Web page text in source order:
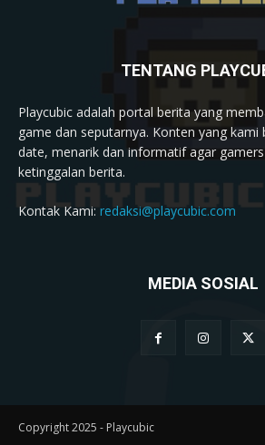
TENTANG
Playcubic adalah portal berita yang
game dan seputarnya. Konten yang kami
date, menarik dan informatif agar
ketinggalan berita.
Kontak Kami:redaksi@playcubic.com
MEDIA SOSIAL
Copyright 2025 - Playcubic